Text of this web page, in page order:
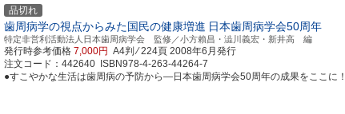
品切れ
歯周病学の視点からみた国民の健康増進 日本歯周病学会50周年
特定非営利活動法人日本歯周病学会 監修／小方賴昌・澁川義宏・新井高 編
発行時参考価格 7,000円 A4判 ⁄ 224頁 2008年6月発行
注文コード：442640 ISBN978-4-263-44264-7
●すこやかな生活は歯周病の予防から―日本歯周病学会50周年の成果をここに！